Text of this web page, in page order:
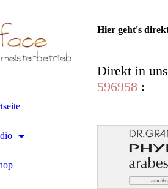
Hier geht's
Direkt in
596958 :